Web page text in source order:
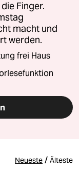
Finger.
macht und
werden.
frei Haus
Neueste / Älteste